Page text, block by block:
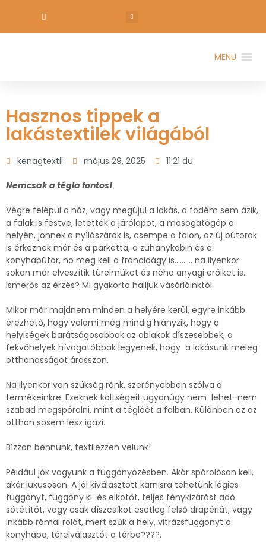
MENU
Hasznos tippek a
lakástextilek világából
kenagtextil május 29, 2025 11:21 du.
Nemcsak a tégla fontos!
Végre felépül a ház, vagy megújul a lakás, a födém sem ázik,
a falak is festve, letették a járólapot, a mosogatógép a
helyén, jönnek a nyílászárok is, csempe a falon, az új bútorok
is érkeznek már és a parketta, a zuhanykabin és a
konyhabútor, no meg kell a franciaágy is….…… na ilyenkor
sokan már elveszítik türelmüket és néha anyagi erőiket is.
Ismerős az érzés? Mi gyakorta halljuk vásárlóinktól.
Mikor már majdnem minden a helyére kerül, egyre inkább
érezhető, hogy valami még mindig hiányzik, hogy a
helyiségek barátságosabbak az ablakok díszesebbek, a
fekvőhelyek hívogatóbbak legyenek, hogy a lakásunk meleg
otthonosságot árasszon.
Na ilyenkor van szükség ránk, szerényebben szólva a
termékeinkre. Ezeknek költségeit ugyanúgy nem lehet-nem
szabad megspórolni, mint a tégláét a falban. Különben az az
otthon sosem lesz igazi.
Bízzon bennünk, textilezzen velünk!
Például jók vagyunk a függönyözésben. Akár spórolósan kell,
akár luxusosan. A jól kiválasztott karnisra tehetünk légies
függönyt, függöny ki-és elkötőt, teljes fénykizárást adó
sötétítőt, vagy csak díszcsíkot esetleg felső drapériát, vagy
inkább római rolót, mert szűk a hely, vitrázsfüggönyt a
konyhába, térelválasztót a térbe????.